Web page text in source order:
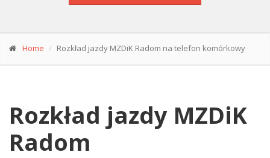
Home Rozkład jazdy MZDiK Radom na telefon komórkowy
Rozkład jazdy MZDiK
Radom